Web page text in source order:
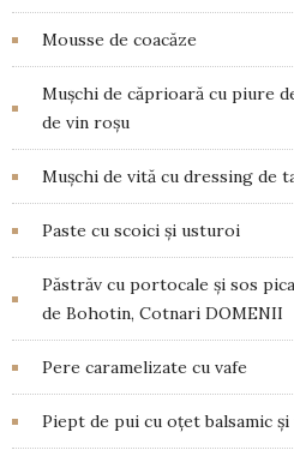
Mousse de coacăze
Mușchi de căprioară cu piure
de vin roșu
Mușchi de vită cu dressing de
Paste cu scoici și usturoi
Păstrăv cu portocale și sos
de Bohotin, Cotnari DOMENII
Pere caramelizate cu vafe
Piept de pui cu oțet balsamic